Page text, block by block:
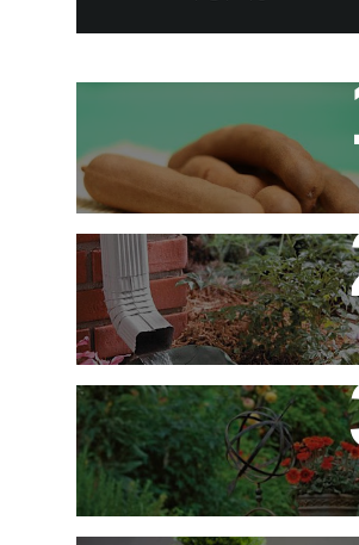
Tamarino Ou Tamarindo?
Qual o Correto?
Decoração - Folhas
[Faça Você Mesmo]
Flores em Meu Jardim o
Ano Todo